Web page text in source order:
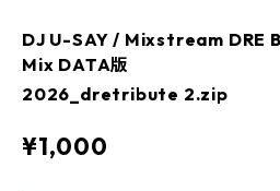
DJ U-SAY / Mixstream
Mix DATA版
2026_dretribute 2.zip
¥1,000